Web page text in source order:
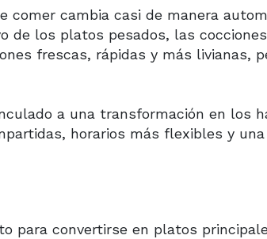
cambia casi de manera
de los platos pesados, las
frescas, rápidas y más livianas,
a una transformación en los
horarios más flexibles y
para convertirse en platos